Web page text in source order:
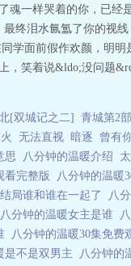
魂一样哭着的你，已
终泪水氤氲了你的视
学面前假作欢颜，明
，笑着说&ldo;没问题
[双城记之二] 青城第2部
无法直视 暗逐 曾有
思 八分钟的温暖介绍
看完整版 八分钟的温暖
局谁和谁在一起了 八
八分钟的温暖女主是谁
八分钟的温暖30集免费
是不是双男主 八分钟的